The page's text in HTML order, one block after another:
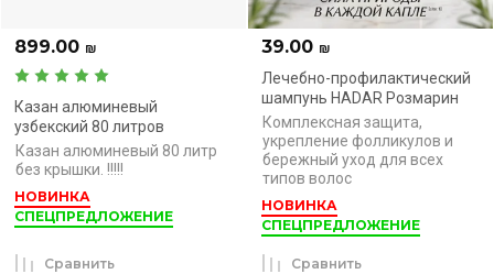
899.00 ₪
Казан алюминевый
узбекский 80 литров
Казан алюминевый 80 литр
без крышки. !!!!!
НОВИНКА
СПЕЦПРЕДЛОЖЕНИЕ
Сравнить
39.00 ₪
Лечебно-профилактический
шампунь HADAR Розмарин
Комплексная защита,
укрепление фолликулов и
бережный уход для всех
типов волос
НОВИНКА
СПЕЦПРЕДЛОЖЕНИЕ
Сравнить